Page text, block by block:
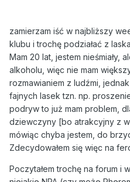
zamierzam iść w najbliższy
klubu i trochę podziałać z
Mam 20 lat, jestem nieśmiały,
alkoholu, więc nie mam
rozmawianiem z ludźmi,
fajnych lasek tzn. np.
podryw to już mam problem,
dziewczyny [bo atrakcyjny z
mówiąc chyba jestem, do
Zdecydowałem się więc na
Poczytałem trochę na forum i